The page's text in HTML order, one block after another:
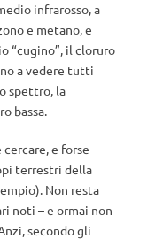
infrarosso, a
e metano, e
“cugino”, il cloruro
a vedere tutti
spettro, la
bassa.
cercare, e forse
terrestri della
Non resta
noti – e ormai non
secondo gli